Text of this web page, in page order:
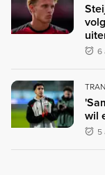
6
wil
5